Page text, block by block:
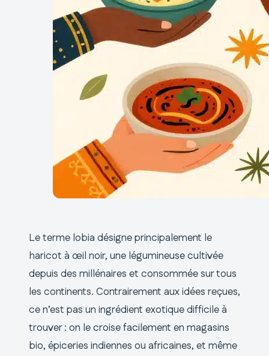
Le terme lobia désigne principalement le
haricot à œil noir, une légumineuse cultivée
depuis des millénaires et consommée sur tous
les continents. Contrairement aux idées reçues,
ce n’est pas un ingrédient exotique difficile à
trouver : on le croise facilement en magasins
bio, épiceries indiennes ou africaines, et même